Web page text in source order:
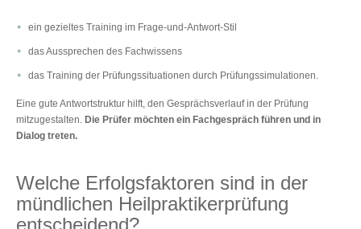
ein gezieltes Training im Frage-und-Antwort-Stil
das Aussprechen des Fachwissens
das Training der Prüfungssituationen durch Prüfungssimulationen.
Eine gute Antwortstruktur hilft, den Gesprächsverlauf in der Prüfung
mitzugestalten. Die Prüfer möchten ein Fachgespräch führen und in
Dialog treten.
Welche Erfolgsfaktoren sind in der
mündlichen Heilpraktikerprüfung
entscheidend?